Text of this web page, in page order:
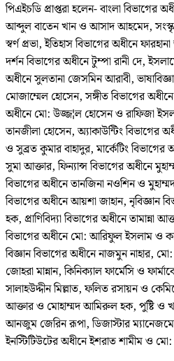
পিএইচডি প্রাপ্তরা হলেন- বাংলা বিভাগের
আব্দুল বাতেন খান ও আসাদ আহমেদ,
স্বর্ণ প্রভা, ইতিহাস বিভাগের অধীনে
দর্শন বিভাগের অধীনে টুম্পা রানী দে,
অধীনে সুলতানা জেসমিন আরাবী,
মোজাম্মেল হোসেন, সঙ্গীত বিভাগের
অধীনে মো: উজ্জ¦ল হোসেন ও রাফিজা
তানজীলা হোসেন, অ্যাকাউন্টিং বিভাগের
ও সুব্রত কুমার বাহাদুর, মার্কেটিং
সুমা আক্তার, ফিন্যান্স বিভাগের অধীনে
বিভাগের অধীনে তানজিনা নওশিন ও
বিভাগের অধীনে আয়শা জাহান, নৃবিজ্ঞান
হক, প্রাণিবিদ্যা বিভাগের অধীনে তামান্না
বিভাগের অধীনে মো: আরিফুল ইসলাম ও
বিজ্ঞান বিভাগের অধীনে নাজমুন নাহার,
জোহরা মান্নান, কিনিক্যাল ফার্মেসি ও
সালাহউদ্দীন মিল্লাত, ফলিত রসায়ন ও
আক্তার ও মোহাম্মদ আমিরুল হক, পুষ্টি ও
আনজুম জেরিন রূপা, ডিজাস্টার
ইনস্টিটিউটের অধীনে ইশরাত শামীম ও